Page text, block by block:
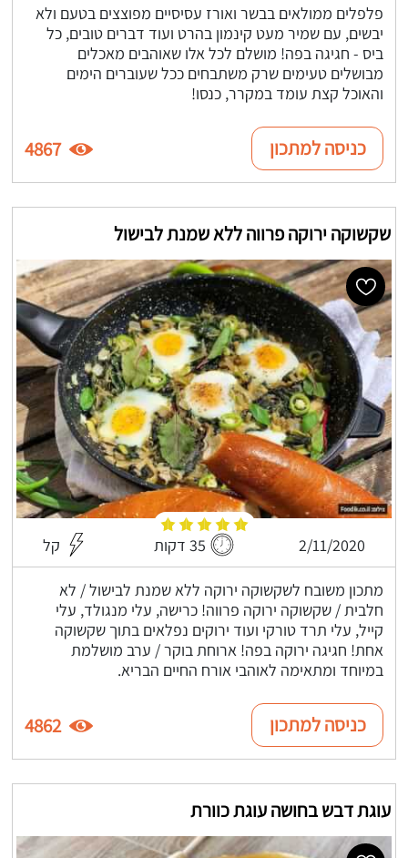
פלפלים ממולאים בבשר ואורז עסיסיים מפוצצים בטעם ולא
יבשים, עם שמיר מעט קינמון בהרט ועוד דברים טובים, כל
ביס - חגיגה בפה! מושלם לכל אלו שאוהבים מאכלים
מבושלים טעימים שרק משתבחים ככל שעוברים הימים
והאוכל קצת עומד במקרר, כנסו!
כניסה למתכון 4867
שקשוקה ירוקה פרווה ללא שמנת לבישול
2/11/2020 35 דקות קל
מתכון משובח לשקשוקה ירוקה ללא שמנת לבישול / לא
חלבית / שקשוקה ירוקה פרווה! כרישה, עלי מנגולד, עלי
קייל, עלי תרד טורקי ועוד ירוקים נפלאים בתוך שקשוקה
אחת! חגיגה ירוקה בפה! ארוחת בוקר / ערב מושלמת
במיוחד ומתאימה לאוהבי אורח החיים הבריא.
כניסה למתכון 4862
עוגת דבש בחושה עוגת כוורת